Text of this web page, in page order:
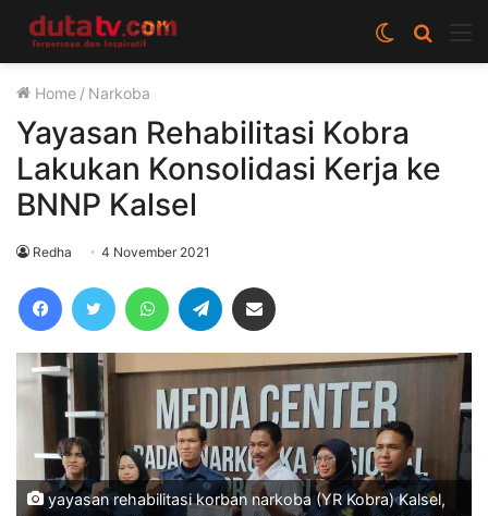
Cari
berita
Switch
skin
Home / Narkoba
Yayasan Rehabilitasi Kobra
Lakukan Konsolidasi Kerja ke
BNNP Kalsel
Redha 4 November 2021
FacebookTwitter WhatsAppTelegram
yayasan rehabilitasi korban narkoba (YR Kobra) Kalsel,